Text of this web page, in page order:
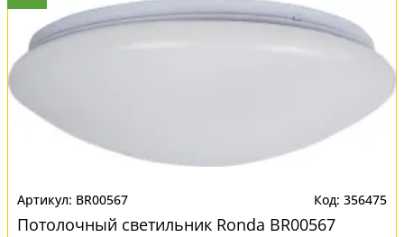
BR00567 356475
Потолочный светильник Ronda BR00567